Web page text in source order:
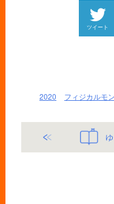
ツイート
2020 フィジカルモ